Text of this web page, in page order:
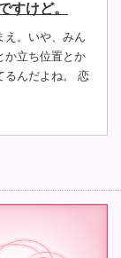
すけど。
え。いや、みん
か立ち位置とか
るんだよね。 恋